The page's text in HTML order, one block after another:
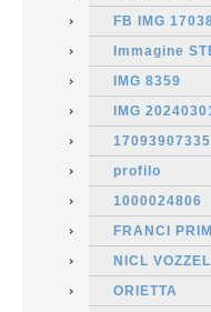
FB IMG
Immagine
IMG 8359
IMG
profilo
1000024806
FRANCI
NICL
ORIETTA